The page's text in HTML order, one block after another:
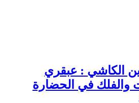
الكاشي : عبقري
والفلك في الحضارة